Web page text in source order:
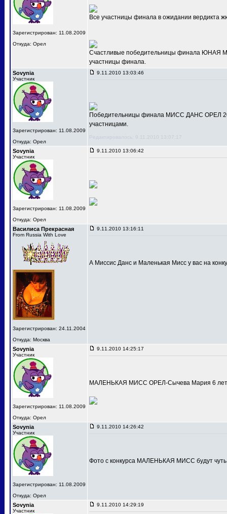
Зарегистрирован: 11.08.2009
Откуда: Орел
Все участницы финала в ожидании вердикта
Счастливые победительницы финала ЮНАЯ
участницы финала.
Sovynia
Участник
Зарегистрирован: 11.08.2009
Откуда: Орел
9.11.2010 13:03:46
Победительницы финала МИСС ДАНС ОРЕЛ
участницами.
Редактировалось: 9.11.2010 13:07:17
Sovynia
Участник
Зарегистрирован: 11.08.2009
Откуда: Орел
9.11.2010 13:06:42
Василиса Прекрасная
From Russia With Love
Зарегистрирован: 24.11.2004
Откуда: Москва
9.11.2010 13:16:11
А Миссис Данс и Маленькая Мисс у вас на
Sovynia
Участник
Зарегистрирован: 11.08.2009
Откуда: Орел
9.11.2010 14:25:17
МАЛЕНЬКАЯ МИСС ОРЕЛ-Сычева Мария 6
Sovynia
Участник
Зарегистрирован: 11.08.2009
Откуда: Орел
9.11.2010 14:26:42
Фото с конкурса МАЛЕНЬКАЯ МИСС будут
Sovynia
Участник
9.11.2010 14:29:19